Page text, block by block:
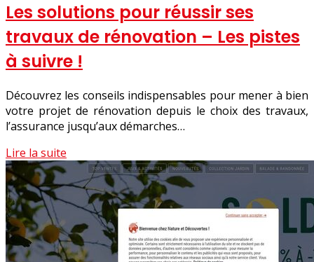
Les solutions pour réussir ses
travaux de rénovation – Les pistes
à suivre !
Découvrez les conseils indispensables pour mener à bien
votre projet de rénovation depuis le choix des travaux,
l’assurance jusqu’aux démarches…
Lire la suite